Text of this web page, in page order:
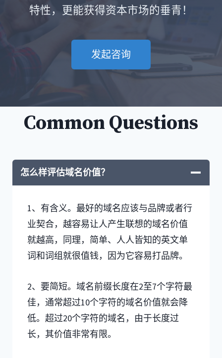
特性，更能获得资本市场的垂青！
发起咨询
Common Questions
怎么样评估域名价值？
1、有含义。最好的域名应该与品牌或者行
业契合，越容易让人产生联想的域名价值
就越高，同理，简单、人人皆知的英文单
词和词组就很值钱，因为它容易打品牌。
2、要简短。域名前缀长度在2至7个字符最
佳，通常超过10个字符的域名价值就会降
低。超过20个字符的域名，由于长度过
长，其价值非常有限。